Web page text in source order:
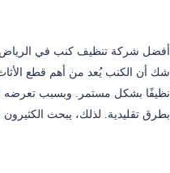
أفضل شركة تنظيف كنب في الرياض
شك أن الكنب يُعد من أهم قطع
نظيفًا بشكل مستمر. وبسبب تعرضه
بطرق تقليدية. لذلك، يبحث